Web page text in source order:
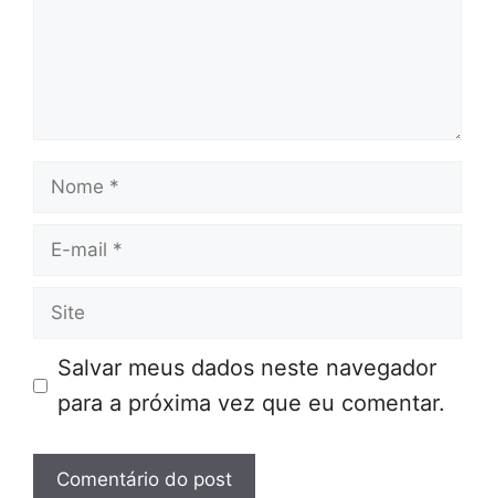
Nome
E-
Site
Salvar meus dados neste navegador
para a próxima vez que eu comentar.